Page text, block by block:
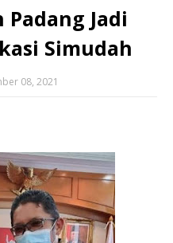
Jadi
Simudah
08, 2021